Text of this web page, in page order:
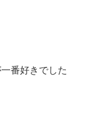
番好きでした